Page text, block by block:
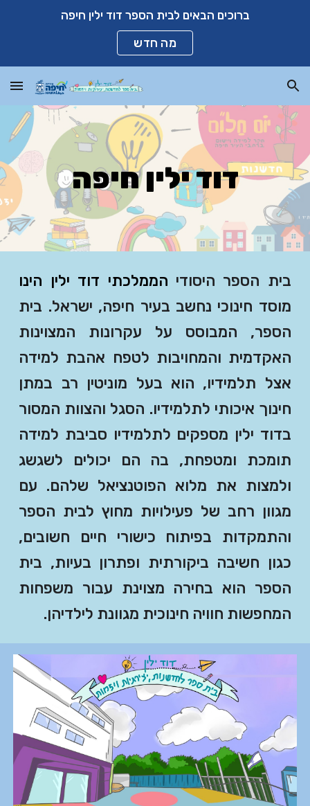
ברוכים הבאים לבית הספר דוד ילין חיפה
מה חדש
דוד ילין חיפה
בית הספר היסודי הממלכתי דוד ילין הינו
מוסד חינוכי נחשב בעיר חיפה, ישראל. בית
הספר, המבוסס על עקרונות המצוינות
האקדמית והמחויבות לטפח אהבת למידה
אצל תלמידיו, הוא בעל מוניטין רב במתן
חינוך איכותי לתלמידיו. הסגל והצוות המסור
בדוד ילין מספקים לתלמידיו סביבת למידה
תומכת ומטפחת, בה הם יכולים לשגשג
ולמצות את מלוא הפוטנציאל שלהם. עם
מגוון רחב של פעילויות מחוץ לבית הספר
והתמקדות בפיתוח כישורי חיים חשובים,
כגון חשיבה ביקורתית ופתרון בעיות, בית
הספר הוא בחירה מצוינת עבור משפחות
המחפשות חוויה חינוכית מגוונת לילדיהן.